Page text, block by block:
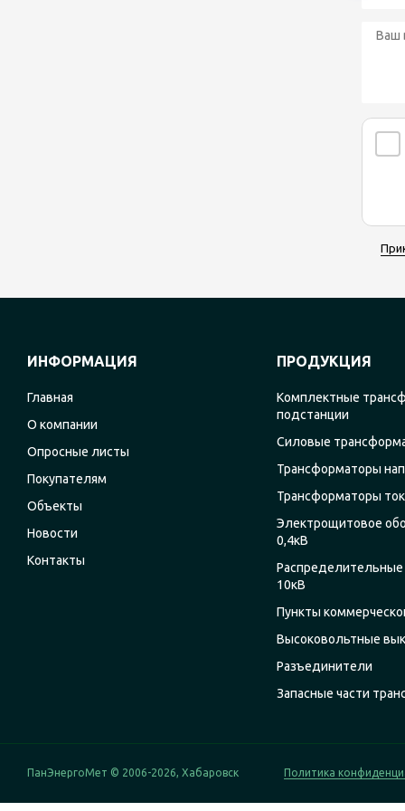
ИНФОРМАЦИЯ
Главная
О компании
Опросные листы
Покупателям
Объекты
Новости
Контакты
ПРОДУКЦИЯ
Комплектные
подстанции
Силовые
Трансформаторы
Трансформаторы
Электрощитовое
0,4кВ
Распределительные
10кВ
Пункты
Высоковольтные
Разъединители
Запасные части
ПанЭнергоМет © 2006-2026, Хабаровск Политика